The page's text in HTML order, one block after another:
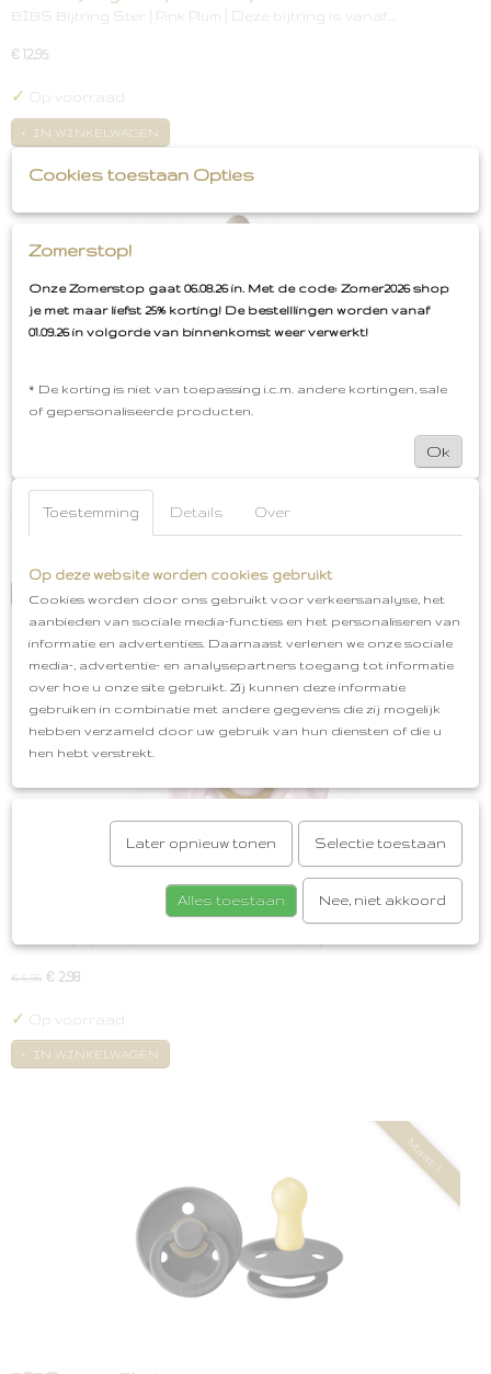
BIBS Bijtring Ster [ Pink Plum ] Deze bijtring is vanaf…
€ 12,95
✓ Op voorraad
IN WINKELWAGEN
BIBS Bijtring Ster [ Dark Oak ] Deze bijtring is vanaf…
€ 12,95
IN WINKELWAGEN
BIBS fopspeen [ Blossom ]
BIBS fopspeen [ Blossom ] De BIBS fopspeen is een echte…
€ 5,95 € 2,98
✓ Op voorraad
IN WINKELWAGEN
Maat: 1
Cookies toestaan Opties
Zomerstop!
Onze Zomerstop gaat 06.08.26 in. Met de code: Zomer2026 shop
je met maar liefst 25% korting! De bestelllingen worden vanaf
01.09.26 in volgorde van binnenkomst weer verwerkt!
* De korting is niet van toepassing i.c.m. andere kortingen, sale
of gepersonaliseerde producten.
Ok
Toestemming Details Over
Op deze website worden cookies gebruikt
Cookies worden door ons gebruikt voor verkeersanalyse, het
aanbieden van sociale media-functies en het personaliseren van
informatie en advertenties. Daarnaast verlenen we onze sociale
media-, advertentie- en analysepartners toegang tot informatie
over hoe u onze site gebruikt. Zij kunnen deze informatie
gebruiken in combinatie met andere gegevens die zij mogelijk
hebben verzameld door uw gebruik van hun diensten of die u
hen hebt verstrekt.
Later opnieuw tonen Selectie toestaan
Alles toestaan Nee, niet akkoord